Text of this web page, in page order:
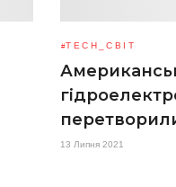
TECH_СВІТ
13 Липня 2021